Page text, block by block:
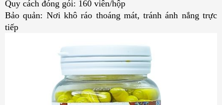
Quy cách đóng gói: 160 viên/hộp
Bảo quản: Nơi khô ráo thoáng mát, tránh ánh nắng trực
tiếp